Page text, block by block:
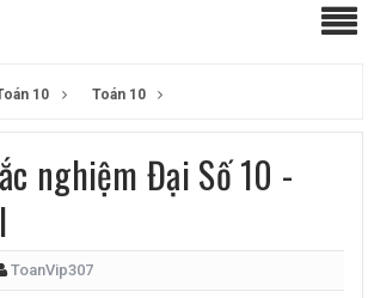
10 Toán 10
nghiệm Đại Số 10 -
ToanVip307